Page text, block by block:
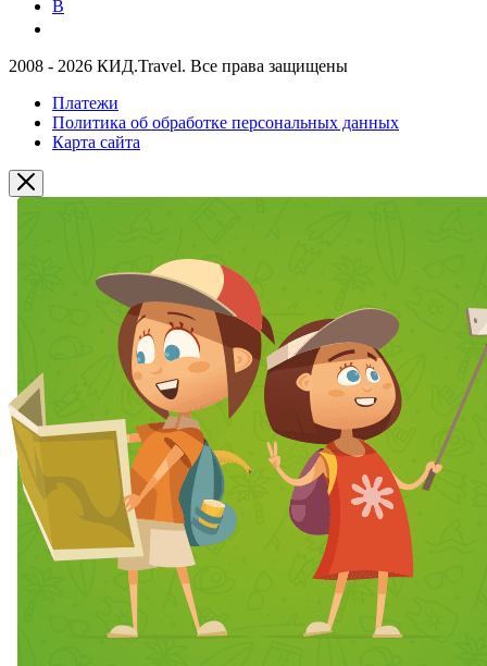
В
2008 - 2026 КИД.Travel. Все права защищены
Платежи
Политика об обработке персональных данных
Карта сайта